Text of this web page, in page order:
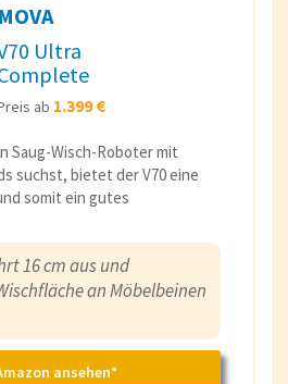
MOVA
Ultra
ab 1.399 €
Saug-Wisch-Roboter mit
suchst, bietet der V70 eine
somit ein gutes
16 cm aus und
an Möbelbeinen
ansehen*